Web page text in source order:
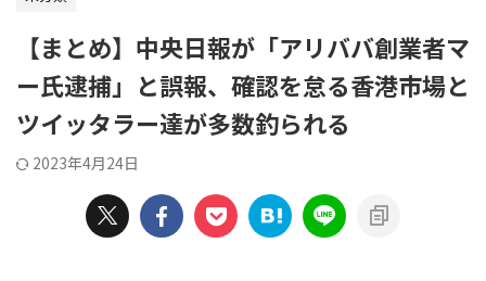
【まとめ】中央日報が「アリババ創業者マ
ー氏逮捕」と誤報、確認を怠る香港市場と
ツイッタラー達が多数釣られる
2023年4月24日